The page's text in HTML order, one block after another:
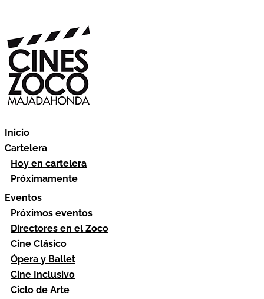
Inicio
Cartelera
Hoy en cartelera
Próximamente
Eventos
Próximos eventos
Directores en el Zoco
Cine Clásico
Ópera y Ballet
Cine Inclusivo
Ciclo de Arte